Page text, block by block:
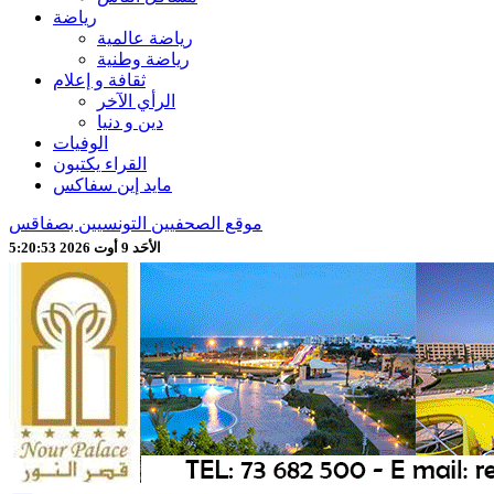
رياضة
رياضة عالمية
رياضة وطنية
ثقافة و إعلام
الرأي الآخر
دين و دنيا
الوفيات
القراء يكتبون
مايد إين سفاكس
موقع الصحفيين التونسيين بصفاقس
الأحَد 9 أوت 2026 5:20:55